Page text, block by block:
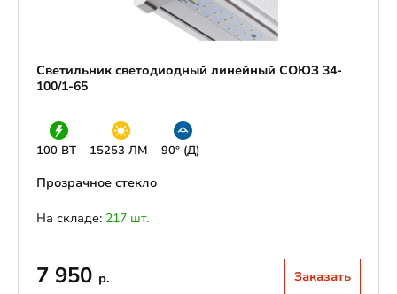
Светильник светодиодный линейный СОЮЗ 34-
100/1-65
100 ВТ 15253 ЛМ 90° (Д)
Прозрачное стекло
На складе: 217 шт.
7 950 р. Заказать